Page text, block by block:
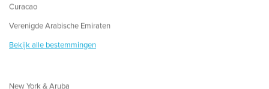
Curacao
Verenigde Arabische Emiraten
Bekijk alle bestemmingen
New York & Aruba